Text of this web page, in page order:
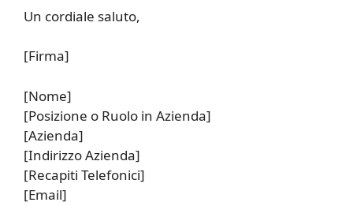
Un cordiale saluto,
[Firma]
[Nome]
[Posizione o Ruolo in Azienda]
[Azienda]
[Indirizzo Azienda]
[Recapiti Telefonici]
[Email]